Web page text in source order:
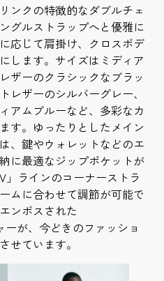
ンクの特徴的なダブルチェ
グルストラップへと優雅に
応じて肩掛け、クロスボデ
します。サイズはミディア
ザーのクラシックなブラッ
レザーのシルバーグレー、
アムブルーなど、多彩なカ
す。ゆったりとしたメイン
、鍵やウォレットなどのエ
に最適なジップポケットが
ラインのコーナーストラ
ムに合わせて調節が可能で
ンボスされた
ーが、今どきのファッショ
せています。